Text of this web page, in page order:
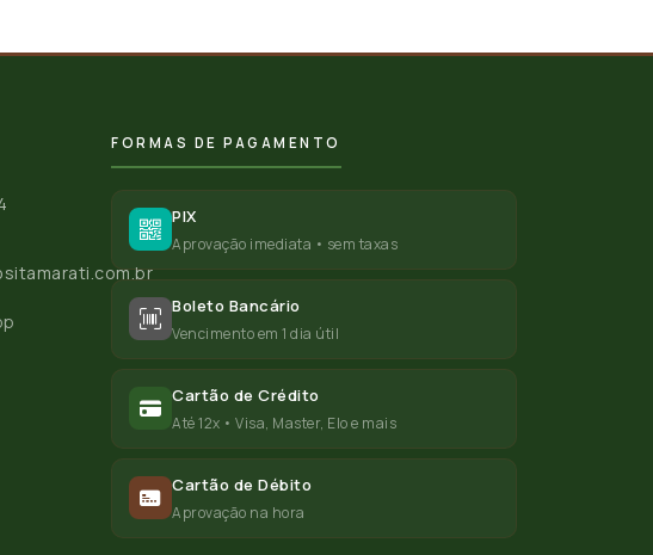
FORMAS DE PAGAMENTO
PIX
Aprovação imediata • sem taxas
Boleto Bancário
Vencimento em 1 dia útil
Cartão de Crédito
Até 12x • Visa, Master, Elo e mais
Cartão de Débito
Aprovação na hora